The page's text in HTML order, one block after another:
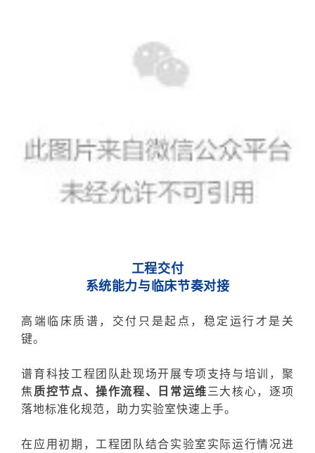
工程交付
系统能力与临床节奏对接
高端临床质谱，交付只是起点，稳定运行才是关
键。
谱育科技工程团队赴现场开展专项支持与培训，聚
焦质控节点、操作流程、日常运维三大核心，逐项
落地标准化规范，助力实验室快速上手。
在应用初期，工程团队结合实验室实际运行情况进